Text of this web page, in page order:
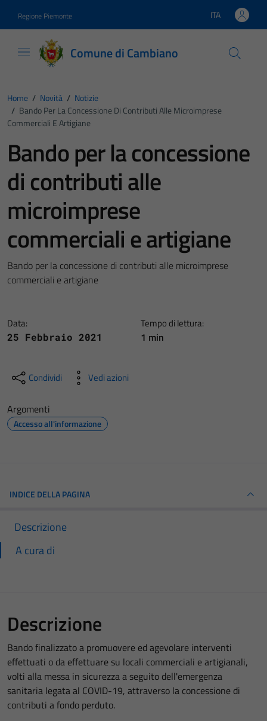
Regione Piemonte Lingua attiva:
ITA
Comune di Cambiano
Home / Novità / Notizie
/ Bando Per La Concessione Di Contributi Alle Microimprese
Commerciali E Artigiane
Bando per la concessione
di contributi alle
microimprese
commerciali e artigiane
Bando per la concessione di contributi alle microimprese
commerciali e artigiane
Data:
25 Febbraio 2021
Tempo di lettura:
1 min
Condividi Vedi azioni
Argomenti
Accesso all'informazione
INDICE DELLA PAGINA
Descrizione
A cura di
Descrizione
Bando finalizzato a promuovere ed agevolare interventi
effettuati o da effettuare su locali commerciali e artigianali,
volti alla messa in sicurezza a seguito dell'emergenza
sanitaria legata al COVID-19, attraverso la concessione di
contributi a fondo perduto.